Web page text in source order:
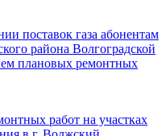
поставок газа абонентам
района Волгоградской
плановых ремонтных
работ на участках